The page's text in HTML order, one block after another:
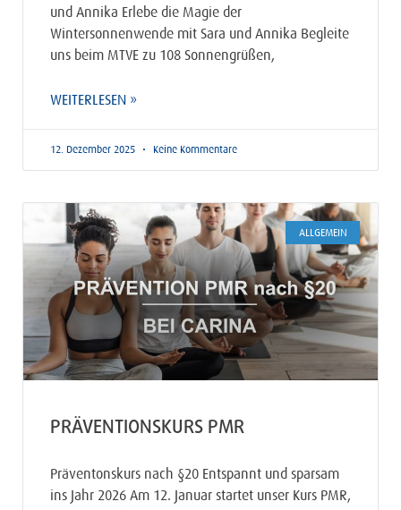
und Annika Erlebe die Magie der
Wintersonnenwende mit Sara und Annika Begleite
uns beim MTVE zu 108 Sonnengrüßen,
WEITERLESEN »
12. Dezember 2025 Keine Kommentare
ALLGEMEIN
PRÄVENTIONSKURS PMR
Präventonskurs nach §20 Entspannt und sparsam
ins Jahr 2026 Am 12. Januar startet unser Kurs PMR,